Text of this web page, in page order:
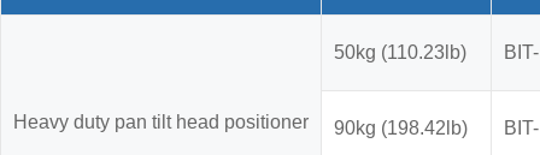
Heavy duty pan tilt head positioner
50kg (110.23lb)
90kg (198.42lb)